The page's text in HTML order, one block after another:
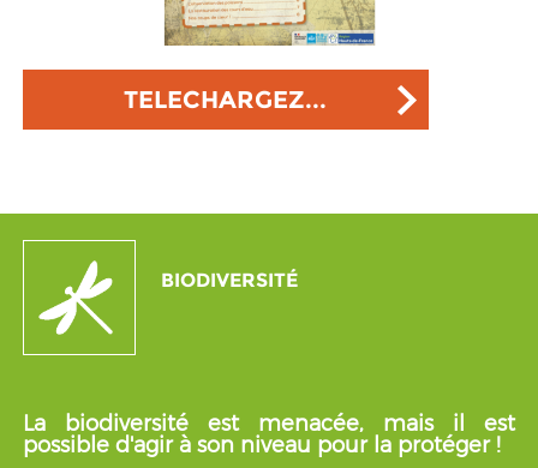
TELECHARGEZ...
BIODIVERSITÉ
La biodiversité est menacée, mais il est
possible d'agir à son niveau pour la protéger !